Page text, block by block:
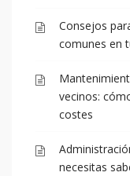
Consejos
comunes en
vecinos:
costes
necesitas